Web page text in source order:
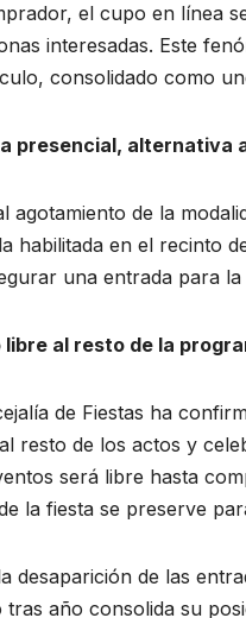
el cupo en línea
interesadas. Este
consolidado como
presencial, alternativa
agotamiento de la
habilitada en el recinto
una entrada para la
al resto de la
de Fiestas ha
resto de los actos y
será libre hasta
la fiesta se preserve
desaparición de las
tras año consolida su